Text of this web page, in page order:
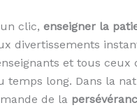
clic, enseigner la
divertissements
et tous
temps long. Dans la
de la